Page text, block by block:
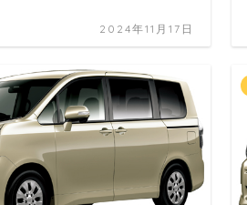
2024年11月17日